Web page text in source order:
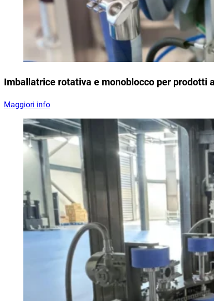
Imballatrice rotativa e monoblocco per prodotti
Maggiori info